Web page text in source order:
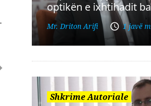
optikën e ixhtihadit
Mr. Driton Arifi 1 javë
Shkrime Autoriale